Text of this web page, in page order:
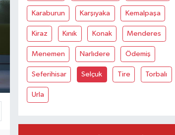
Karaburun Karşıyaka Kemalpaşa
Kiraz Kınık Konak Menderes
Menemen Narlıdere Ödemiş
Seferihisar Selçuk Tire Torbalı
Urla